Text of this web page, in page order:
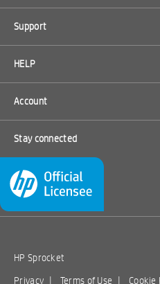
Support
HELP
Account
Stay connected
HP Sprocket
Privacy | Terms of Use | Cookie